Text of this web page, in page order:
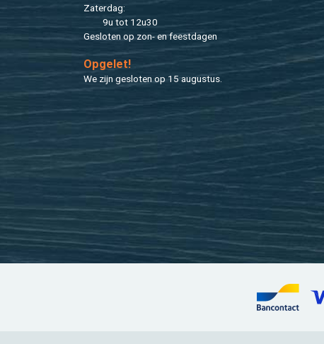
Za­ter­dag:
9u tot 12u30
Ge­slo­ten op zon- en feest­da­gen
Op­ge­let!
We zijn ge­slo­ten op 15 au­gus­tus.